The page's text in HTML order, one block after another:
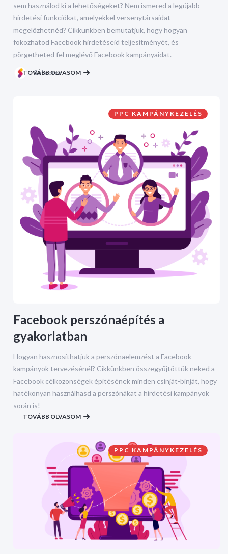
sem használod ki a lehetőségeket? Nem ismered a legújabb
hirdetési funkciókat, amelyekkel versenytársaidat
megelőzhetnéd? Cikkünkben bemutatjuk, hogy hogyan
fokozhatod Facebook hirdetéseid teljesítményét, és
pörgetheted fel meglévő Facebook kampányaidat.
Selector
TOVÁBB OLVASOM
PPC KAMPÁNYKEZELÉS
Facebook perszónaépítés a
gyakorlatban
Hogyan hasznosíthatjuk a perszónaelemzést a Facebook
kampányok tervezésénél? Cikkünkben összegyűjtöttük neked a
Facebook célközönségek építésének minden csínját-bínját, hogy
hatékonyan használhasd a perszónákat a hirdetési kampányok
során is!
TOVÁBB OLVASOM
PPC KAMPÁNYKEZELÉS